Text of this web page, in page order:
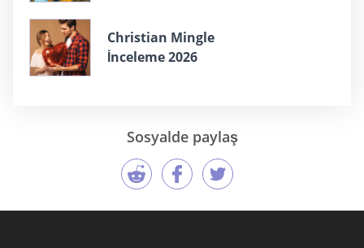
Christian Mingle
İnceleme 2026
Sosyalde paylaş